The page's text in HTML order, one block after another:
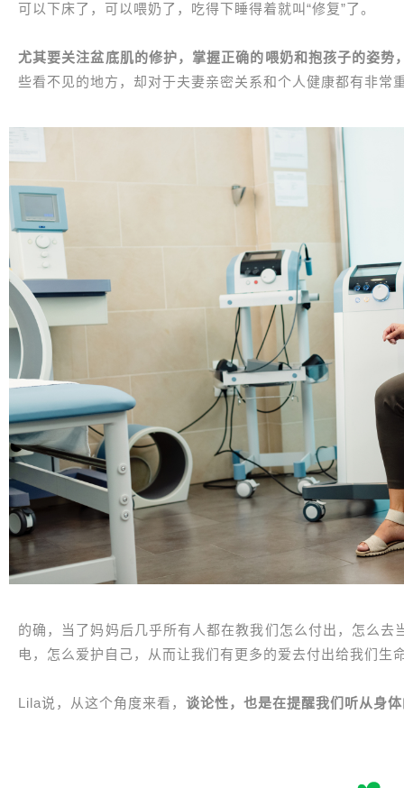
可以下床了，可以喂奶了，吃得下睡得着就叫“修复”了。
尤其要关注盆底肌的修护，掌握正确的喂奶和抱孩子的姿
些看不见的地方，却对于夫妻亲密关系和个人健康都有非常
的确，当了妈妈后几乎所有人都在教我们怎么付出，怎么
电，怎么爱护自己，从而让我们有更多的爱去付出给我们生
Lila说，从这个角度来看， 谈论性，也是在提醒我们听从身